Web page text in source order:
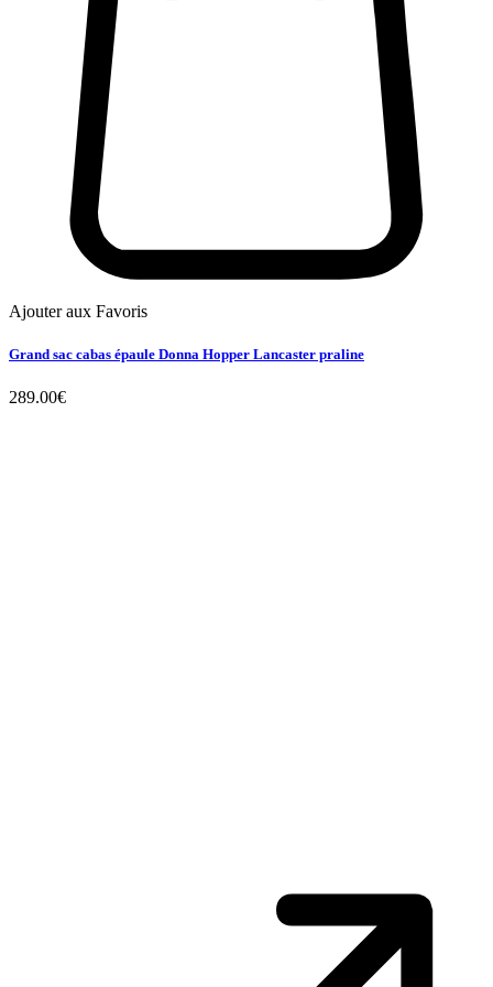
Ajouter aux Favoris
Grand sac cabas épaule Donna Hopper Lancaster praline
289.00€